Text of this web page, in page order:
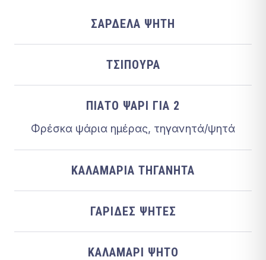
ΣΑΡΔΈΛΑ ΨΗΤΉ
ΤΣΙΠΟΎΡΑ
ΠΙΆΤΟ ΨΆΡΙ ΓΙΑ 2
Φρέσκα ψάρια ημέρας, τηγανητά/ψητά
ΚΑΛΑΜΆΡΙΑ ΤΗΓΑΝΗΤΆ
ΓΑΡΊΔΕΣ ΨΗΤΈΣ
ΚΑΛΑΜΆΡΙ ΨΗΤΌ